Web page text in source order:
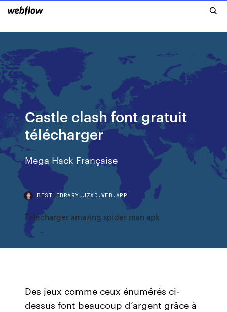
Castle clash font gratuit
télécharger
Mega Hack Française
BESTLIBRARYJJZXD.WEB.APP
Telecharger amazing spider man apk
Des jeux comme ceux énumérés ci-
dessus font beaucoup d’argent grâce à